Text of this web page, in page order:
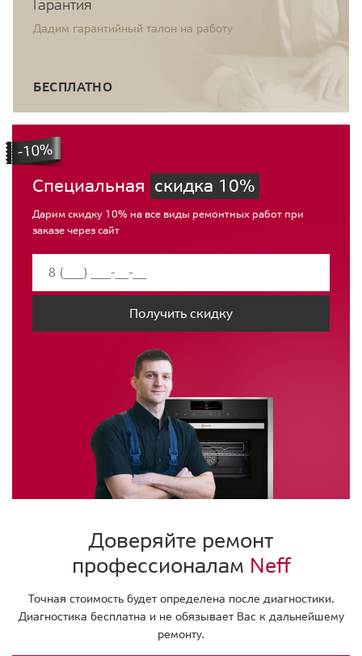
Гарантия
Дадим гарантийный талон на работу
БЕСПЛАТНО
Специальная скидка 10%
Дарим скидку 10% на все виды ремонтных работ при
заказе через сайт
Получить скидку
Доверяйте ремонт
профессионалам Neff
Точная стоимость будет определена после диагностики.
Диагностика бесплатна и не обязывает Вас к дальнейшему
ремонту.